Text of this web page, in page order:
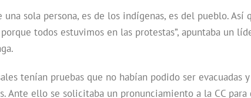
sola persona, es de los indígenas, es del pueblo.
todos estuvimos en las protestas”, apuntaba un
tenían pruebas que no habían podido ser evacuadas
Ante ello se solicitaba un pronunciamiento a la CC